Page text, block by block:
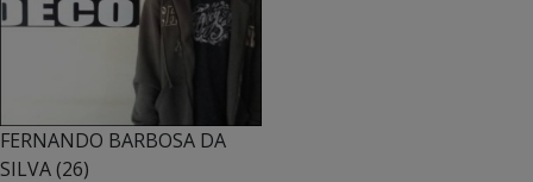
FERNANDO BARBOSA DA
SILVA (26)